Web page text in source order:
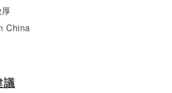
China
議